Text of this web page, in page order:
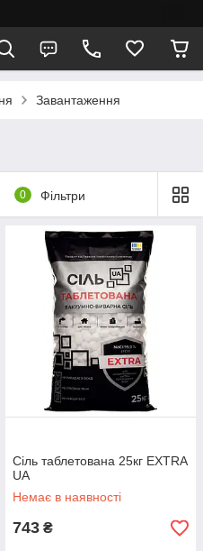
Завантаження
0 Фільтри
Сіль таблетована 25кг EXTRA
UA
Немає в наявності
743 ₴